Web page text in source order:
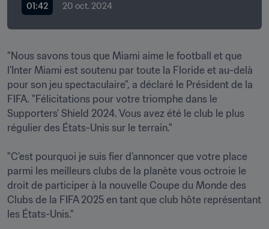
01:42 20 oct. 2024
"Nous savons tous que Miami aime le football et que
l’Inter Miami est soutenu par toute la Floride et au-delà
pour son jeu spectaculaire", a déclaré le Président de la
FIFA. "Félicitations pour votre triomphe dans le
Supporters’ Shield 2024. Vous avez été le club le plus
régulier des États-Unis sur le terrain."
"C’est pourquoi je suis fier d’annoncer que votre place
parmi les meilleurs clubs de la planète vous octroie le
droit de participer à la nouvelle Coupe du Monde des
Clubs de la FIFA 2025 en tant que club hôte représentant
les États-Unis."